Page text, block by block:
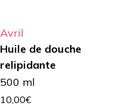
Avril
Huile de douche
relipidante
500 ml
10,00€